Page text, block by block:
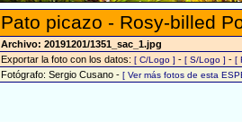
Pato picazo - Rosy-billed
Archivo: 20191201/1351_sac_1.jpg
Exportar la foto con los datos: [ C/Logo ] - [ S/Logo ] - [
Fotógrafo: Sergio Cusano - [ Ver más fotos de esta